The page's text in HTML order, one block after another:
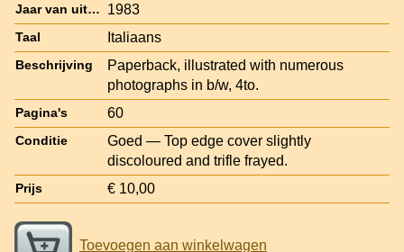
Jaar van uitgave 1983
Taal Italiaans
Beschrijving
Paperback, illustrated with numerous
photographs in b/w, 4to.
Pagina's 60
Conditie
Goed — Top edge cover slightly
discoloured and trifle frayed.
Prijs € 10,00
Toevoegen aan winkelwagen